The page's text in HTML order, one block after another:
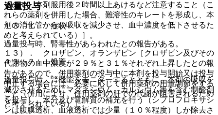
過量投与
１３．１． 症状
過量投与時、腎毒性があらわれたとの報告がある。
１３．２． 処置
過量投与時、腎機能をモニターするとともに、本剤の吸収を
減少させるためにマグネシウム、カルシウム等を含む制酸剤
を投与し、水分及び電解質の補充を行う（シプロフロキサシ
ンは腹膜透析、血液透析では少量（１０％程度）しか除去さ
るので、本剤服用後２時間以上あけるなど注意すること（こ
れらの薬剤を併用した場合、難溶性のキレートを形成し、本
剤の消化管からの吸収を減少させ、血中濃度を低下させるた
めと考えられている）］。
１３）． クロザピン、オランザピン［クロザピン及びその
代謝物の血中濃度が２９％と３１％それぞれ上昇したとの報
告があるので、併用薬剤の投与中に本剤を投与開始又は投与
中止する場合には、必要に応じて併用薬剤の用量調節をする
こと（併用により、併用薬剤の肝での代謝が阻害されるため
と考えられている）］。